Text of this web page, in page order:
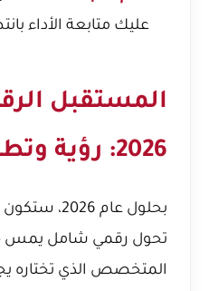
عليك متابعة الأداء
المستقبل
2026: رؤية وتطلعات
بحلول عام
تحول رقمي شامل يمس
المتخصص الذي تختاره